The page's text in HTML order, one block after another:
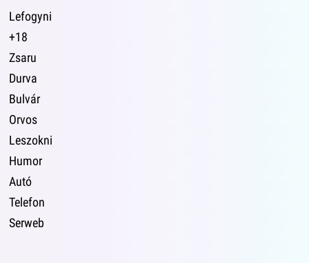
Lefogyni
+18
Zsaru
Durva
Bulvár
Orvos
Leszokni
Humor
Autó
Telefon
Serweb